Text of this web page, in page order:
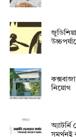
নিয়োগ
সমর্থনই